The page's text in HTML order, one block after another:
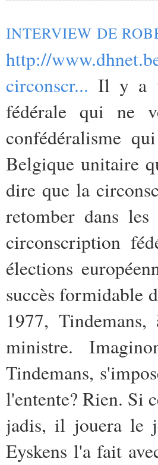
INTERVIEW DE
http://
circonscr... Il y a
fédérale qui ne
confédéralisme
Belgique unitaire
dire que la
retomber dans
circonscription
élections
succès formidable
1977,
ministre.
Tindemans,
l'entente? Rien. Si
jadis, il jouera le
Eyskens l'a fait